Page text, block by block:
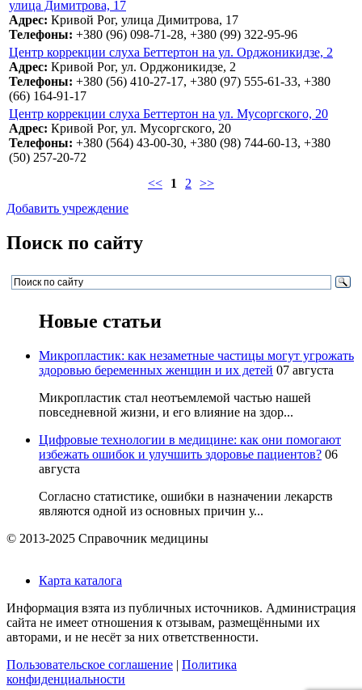
улица Димитрова, 17
Адрес: Кривой Рог, улица Димитрова, 17
Телефоны: +380 (96) 098-71-28, +380 (99) 322-95-96
Центр коррекции слуха Беттертон на ул. Орджоникидзе, 2
Адрес: Кривой Рог, ул. Орджоникидзе, 2
Телефоны: +380 (56) 410-27-17, +380 (97) 555-61-33, +380
(66) 164-91-17
Центр коррекции слуха Беттертон на ул. Мусоргского, 20
Адрес: Кривой Рог, ул. Мусоргского, 20
Телефоны: +380 (564) 43-00-30, +380 (98) 744-60-13, +380
(50) 257-20-72
<<
1 2 >>
Добавить учреждение
Поиск по сайту
Новые статьи
Микропластик: как незаметные частицы могут угрожать
здоровью беременных женщин и их детей 07 августа
Микропластик стал неотъемлемой частью нашей
повседневной жизни, и его влияние на здор...
Цифровые технологии в медицине: как они помогают
избежать ошибок и улучшить здоровье пациентов? 06
августа
Согласно статистике, ошибки в назначении лекарств
являются одной из основных причин у...
© 2013-2025 Справочник медицины
Карта каталога
Информация взята из публичных источников. Администрация
сайта не имеет отношения к отзывам, размещёнными их
авторами, и не несёт за них ответственности.
Пользовательское соглашение | Политика
конфиденциальности